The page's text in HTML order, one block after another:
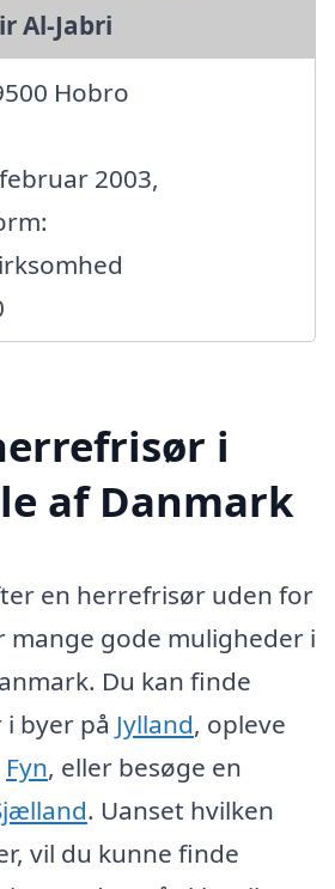
Al-Jabri
Hobro
2003,
i
af Danmark
en herrefrisør uden for
mange gode muligheder i
Du kan finde
byer på Jylland, opleve
Fyn, eller besøge en
. Uanset hvilken
vil du kunne finde